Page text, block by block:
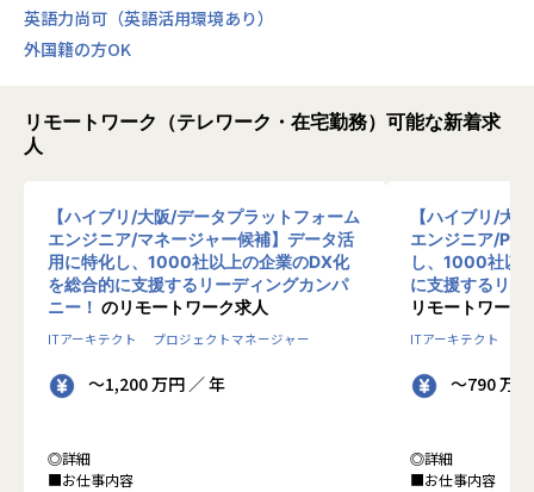
英語力尚可（英語活用環境あり）
外国籍の方OK
リモートワーク（テレワーク・在宅勤務）可能な新着求
人
【ハイブリ/大阪/データプラットフォーム
エンジニア/マネージャー候補】データ活
用に特化し、1000社以上の企業のDX化
を総合的に支援するリーディングカンパ
ニー！ のリモートワーク求人
ITアーキテクト プロジェクトマネージャー
～1,200 万円 ／ 年
◎詳細
■お仕事内容
【ハイブリ/大
エンジニア/PM
し、1000社以
に支援するリー
リモートワーク
ITアーキテクト
～790 万
◎詳細
■お仕事内容